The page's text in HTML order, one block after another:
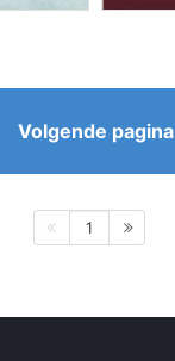
Volgende pagina
1